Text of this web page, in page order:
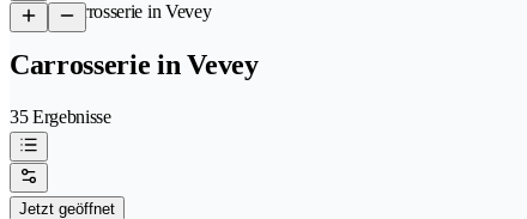
/Carrosserie in Vevey
Carrosserie in Vevey
35 Ergebnisse
Jetzt geöffnet